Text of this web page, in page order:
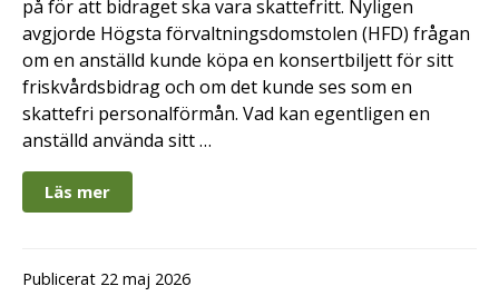
på för att bidraget ska vara skattefritt. Nyligen
avgjorde Högsta förvaltningsdomstolen (HFD) frågan
om en anställd kunde köpa en konsertbiljett för sitt
friskvårdsbidrag och om det kunde ses som en
skattefri personalförmån. Vad kan egentligen en
anställd använda sitt …
Läs mer
Publicerat 22 maj 2026